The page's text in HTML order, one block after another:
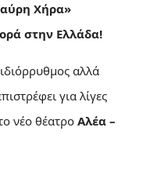
Χήρα»
στην Ελλάδα!
αλλά
για λίγες
νέο θέατρο Αλέα –